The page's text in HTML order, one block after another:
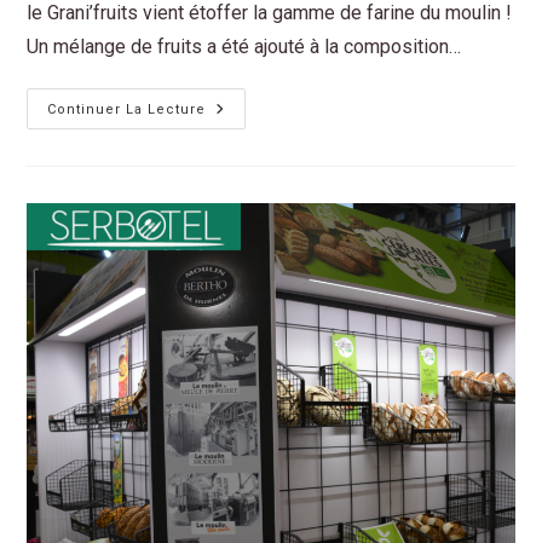
le Grani’fruits vient étoffer la gamme de farine du moulin !
Un mélange de fruits a été ajouté à la composition…
Continuer La Lecture